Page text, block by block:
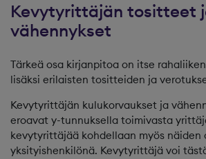
Kevytyrittäjän tositteet
vähennykset
Tärkeä osa kirjanpitoa on itse
lisäksi erilaisten tositteiden ja
Kevytyrittäjän kulukorvaukset ja
eroavat y-tunnuksella toimivasta
kevytyrittäjää kohdellaan myös näiden
yksityishenkilönä. Kevytyrittäjä voi